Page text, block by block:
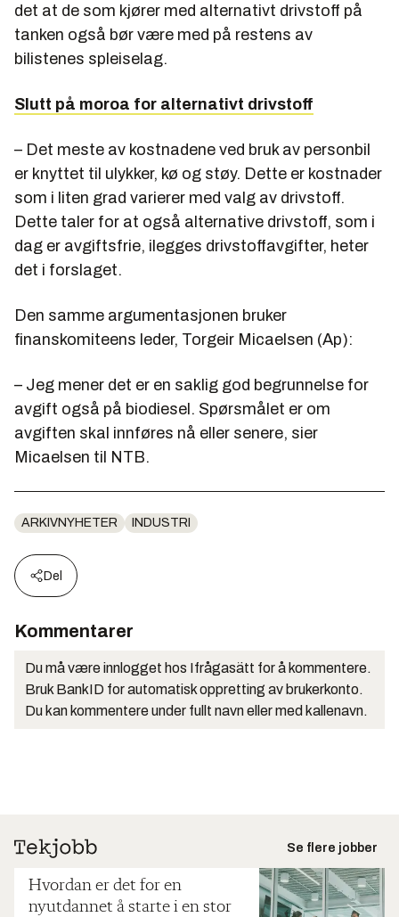
det at de som kjører med alternativt drivstoff på
tanken også bør være med på restens av
bilistenes spleiselag.
Slutt på moroa for alternativt drivstoff
– Det meste av kostnadene ved bruk av personbil
er knyttet til ulykker, kø og støy. Dette er kostnader
som i liten grad varierer med valg av drivstoff.
Dette taler for at også alternative drivstoff, som i
dag er avgiftsfrie, ilegges drivstoffavgifter, heter
det i forslaget.
Den samme argumentasjonen bruker
finanskomiteens leder, Torgeir Micaelsen (Ap):
– Jeg mener det er en saklig god begrunnelse for
avgift også på biodiesel. Spørsmålet er om
avgiften skal innføres nå eller senere, sier
Micaelsen til NTB.
ARKIVNYHETER INDUSTRI
Del
Kommentarer
Du må være innlogget hos Ifrågasätt for å kommentere.
Bruk BankID for automatisk oppretting av brukerkonto.
Du kan kommentere under fullt navn eller med kallenavn.
Se flere jobber
Hvordan er det for en
nyutdannet å starte i en stor